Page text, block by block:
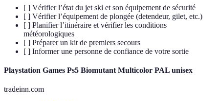
[ ] Vérifier l’état du jet ski et son équipement de sécurité
[ ] Vérifier l’équipement de plongée (detendeur, gilet, etc.)
[ ] Planifier l’itinéraire et vérifier les conditions
météorologiques
[ ] Préparer un kit de premiers secours
[ ] Informer une personne de confiance de votre sortie
Playstation Games Ps5 Biomutant Multicolor PAL unisex
tradeinn.com